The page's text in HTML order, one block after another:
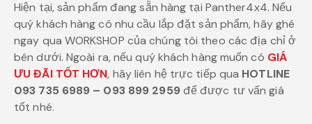
Hiện tại, sản phẩm đang sẵn hàng tại Panther4x4. Nếu
quý khách hàng có nhu cầu lắp đặt sản phẩm, hãy ghé
ngay qua WORKSHOP của chúng tôi theo các địa chỉ ở
bên dưới. Ngoài ra, nếu quý khách hàng muốn có GIÁ
ƯU ĐÃI TỐT HƠN, hãy liên hệ trực tiếp qua HOTLINE
093 735 6989 – 093 899 2959để được tư vấn giá
tốt nhé.